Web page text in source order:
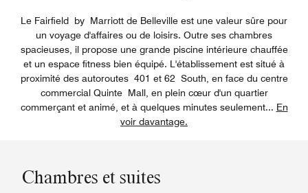
Le Fairfield by Marriott de Belleville est une valeur sûre pour
un voyage d'affaires ou de loisirs. Outre ses chambres
spacieuses, il propose une grande piscine intérieure chauffée
et un espace fitness bien équipé. L'établissement est situé à
proximité des autoroutes 401 et 62 South, en face du centre
commercial Quinte Mall, en plein cœur d'un quartier
commerçant et animé, et à quelques minutes seulement... En
voir davantage.
Chambres et suites